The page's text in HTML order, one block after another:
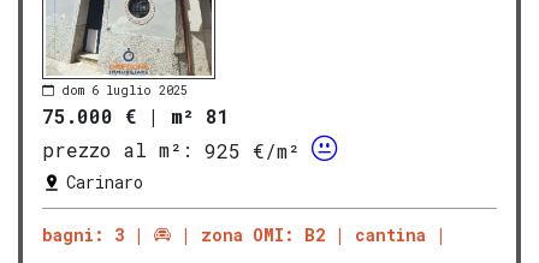
dom 6 luglio 2025
75.000 € | m² 81
prezzo al m²:
925 €/m²
Carinaro
bagni: 3 zona OMI: B2 cantina